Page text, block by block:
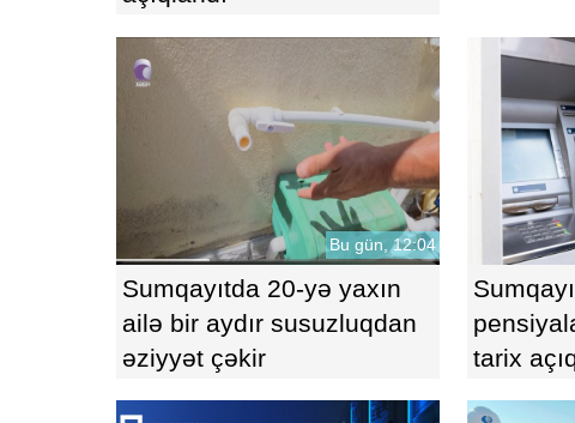
Bu gün, 12:04
Sumqayıtda 20-yə yaxın
ailə bir aydır susuzluqdan
əziyyət çəkir
tarix